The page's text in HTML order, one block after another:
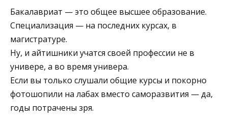
Бакалавриат — это общее высшее образование.
Специализация — на последних курсах, в
магистратуре.
Ну, и айтишники учатся своей профессии не в
универе, а во время универа.
Если вы только слушали общие курсы и покорно
фотошопили на лабах вместо саморазвития — да,
годы потрачены зря.